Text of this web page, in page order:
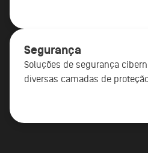
Segurança
Soluções de segurança
diversas camadas de